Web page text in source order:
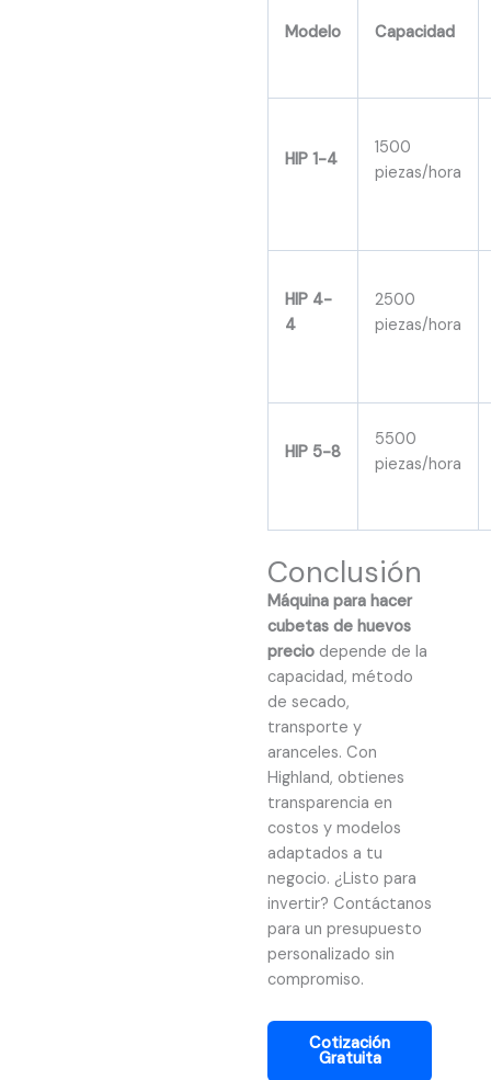
Modelo Capacidad
HIP 1-4
1500
piezas/hora
HIP 4-
4
2500
piezas/hora
HIP 5-8
5500
piezas/hora
Conclusión
Máquina para hacer
cubetas de huevos
precio depende de la
capacidad, método
de secado,
transporte y
aranceles. Con
Highland, obtienes
transparencia en
costos y modelos
adaptados a tu
negocio. ¿Listo para
invertir? Contáctanos
para un presupuesto
personalizado sin
compromiso.
Cotización
Gratuita